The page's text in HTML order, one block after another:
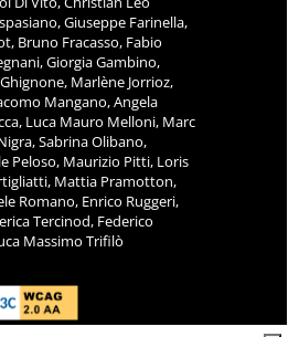
Giuseppe Farinella,
Bruno Fracasso, Fabio
Giorgia Gambino,
Marlène Jorrioz,
Mangano, Angela
Luca Mauro Melloni, Marc
Sabrina Olibano,
Peloso, Maurizio Pitti, Loris
Mattia Pramotton,
Romano, Enrico Ruggeri,
Tercinod, Federico
Massimo Trifilò